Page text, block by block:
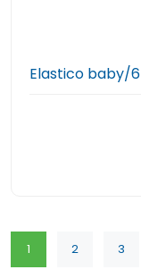
Elastico baby/6
1 2 3